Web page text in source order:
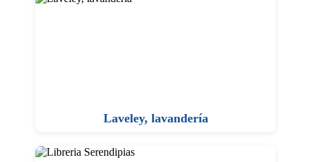
Laveley, lavandería